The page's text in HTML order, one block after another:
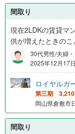
間取り
現在2LDKの賃貸マ
供が増えたときの
30代男性/夫婦
2025年12月17
ロイヤルガ
第三期 3,210
岡山県倉敷市
間取り